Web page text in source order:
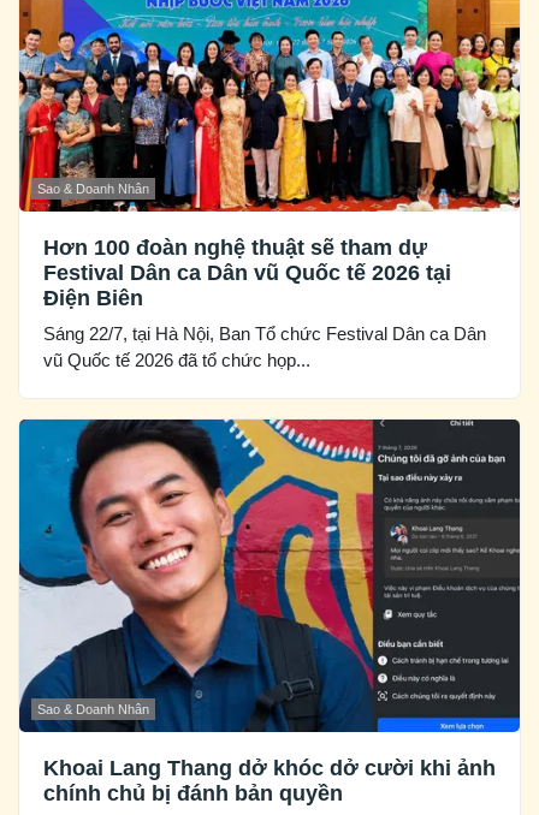
Sao & Doanh Nhân
Hơn 100 đoàn nghệ thuật sẽ tham dự
Festival Dân ca Dân vũ Quốc tế 2026 tại
Điện Biên
Sáng 22/7, tại Hà Nội, Ban Tổ chức Festival Dân ca Dân
vũ Quốc tế 2026 đã tổ chức họp...
Sao & Doanh Nhân
Khoai Lang Thang dở khóc dở cười khi ảnh
chính chủ bị đánh bản quyền